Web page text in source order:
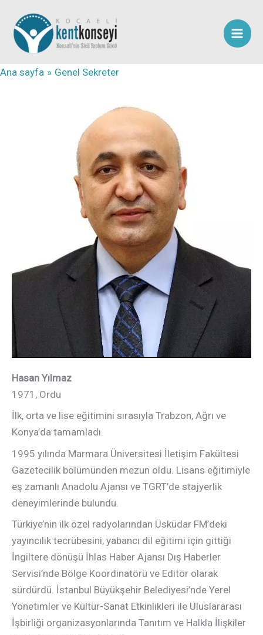
atla
Ana sayfa Genel Sekreter
Hasan Yılmaz
1971, Ordu
İlk, orta ve lise eğitimini sırasıyla Trabzon, Ağrı ve
Konya’da tamamladı.
1995 yılında Marmara Üniversitesi İletişim Fakültesi
Gazetecilik bölümünden mezun oldu. Lisans eğitimiyle
eş zamanlı Anadolu Ajansı ve TGRT’de stajyerlik
deneyimlerinde bulundu.
Türkiye’nin ilk özel radyolarından Üsküdar FM’deki
yayıncılık tecrübesini, yabancı dil eğitimi için gittiği
İngiltere dönüşü İhlas Haber Ajansı Dış Haberler
Servisi’nde Bölge Koordinatörü ve Editör olarak
sürdürdü. İstanbul Büyükşehir Belediyesi’nde Yerel
Yönetimler ve Kültür-Sanat Etkinlikleri ile Uluslararası
İşbirliği organizasyonlarında Tanıtım ve Halkla İlişkiler